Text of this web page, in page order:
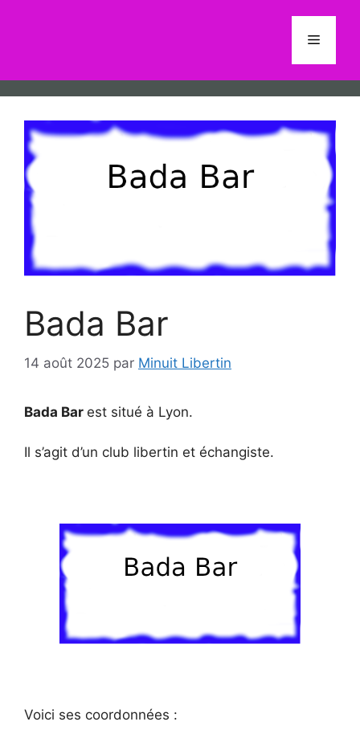
Menu
Bada Bar
14 août 2025 par Minuit Libertin
Bada Bar est situé à Lyon.
Il s’agit d’un club libertin et échangiste.
Voici ses coordonnées :